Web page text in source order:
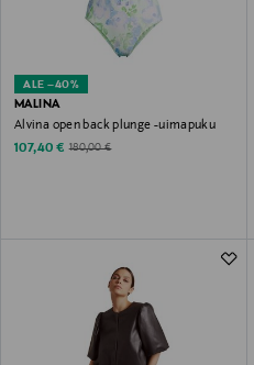
ALE –40%
MALINA
Alvina open back plunge -uimapuku
Discounted Price
107,40 € Original Price
180,00 €